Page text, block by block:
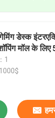
गेमिंग डेस्क
मॉल के
1